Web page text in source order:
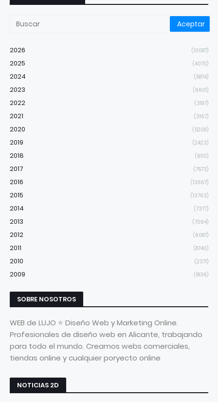
2026 (10087)
2025 (4070)
2024 (5874)
2023 (6601)
2022 (3197)
2021 (3167)
2020 (5209)
2019 (2423)
2018 (6110)
2017 (7573)
2016 (13667)
2015 (13763)
2014 (7377)
2013 (7064)
2012 (6087)
2011 (8740)
2010 (2371)
2009 (1836)
SOBRE NOSOTROS
WEB de LUJO ⭐ Diseño Web y Marketing Online.
Profesionales de diseño web en Alicante, trabajando
para todo el mundo. Creamos webs comerciales,
tiendas online y cualquier poryecto online
NOTICIAS 2D